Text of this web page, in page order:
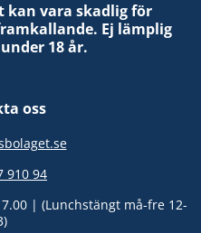
kan vara skadlig för
Ej lämplig
18 år.
oss
910 94
| (Lunchstängt må-fre 12-